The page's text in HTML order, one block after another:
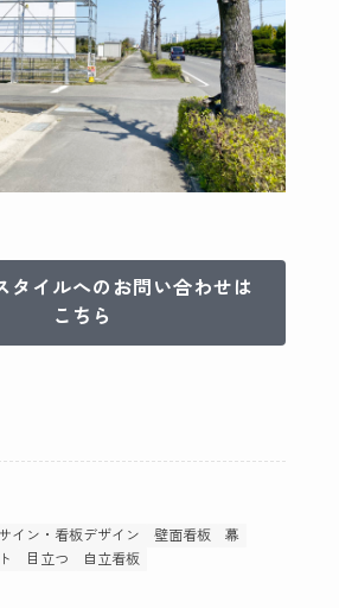
タイルへのお問い合わせは
こちら
サイン・看板デザイン 壁面看板
幕
目立つ 自立看板